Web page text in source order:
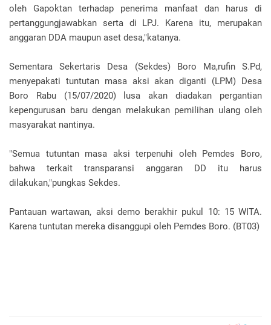
oleh Gapoktan terhadap penerima manfaat dan harus di
pertanggungjawabkan serta di LPJ. Karena itu, merupakan
anggaran DDA maupun aset desa,"katanya.
Sementara Sekertaris Desa (Sekdes) Boro Ma,rufin S.Pd,
menyepakati tuntutan masa aksi akan diganti (LPM) Desa
Boro Rabu (15/07/2020) lusa akan diadakan pergantian
kepengurusan baru dengan melakukan pemilihan ulang oleh
masyarakat nantinya.
"Semua tutuntan masa aksi terpenuhi oleh Pemdes Boro,
bahwa terkait transparansi anggaran DD itu harus
dilakukan,"pungkas Sekdes.
Pantauan wartawan, aksi demo berakhir pukul 10: 15 WITA.
Karena tuntutan mereka disanggupi oleh Pemdes Boro. (BT03)